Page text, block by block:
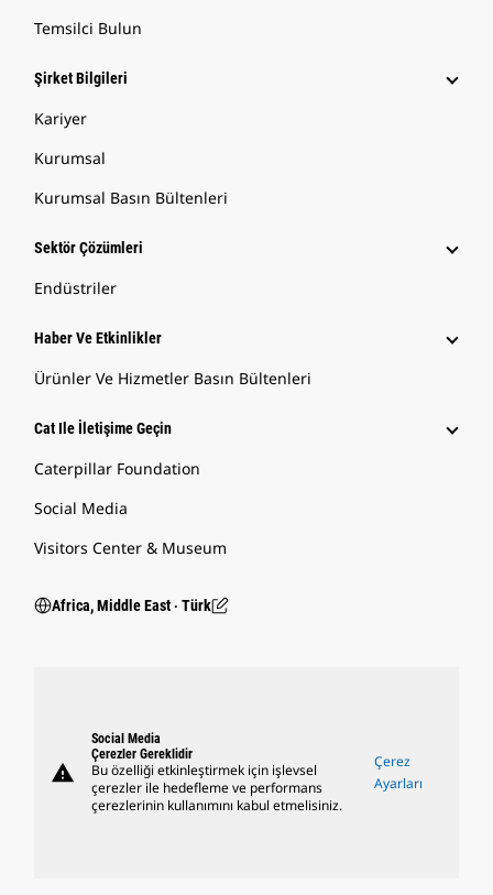
Temsilci Bulun
Şirket Bilgileri
Kariyer
Kurumsal
Kurumsal Basın Bültenleri
Sektör Çözümleri
Endüstriler
Haber Ve Etkinlikler
Ürünler Ve Hizmetler Basın Bültenleri
Cat Ile İletişime Geçin
Caterpillar Foundation
Social Media
Visitors Center & Museum
Africa, Middle East ‧ Türk
warning
Social Media
Çerezler Gereklidir
Bu özelliği etkinleştirmek için işlevsel
çerezler ile hedefleme ve performans
çerezlerinin kullanımını kabul etmelisiniz.
Çerez
Ayarları